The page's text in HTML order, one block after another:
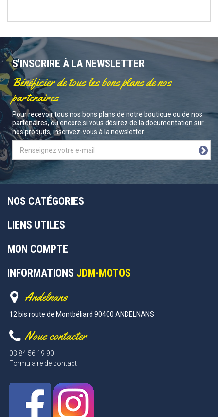
S'INSCRIRE À LA NEWSLETTER
Bénéficier de tous les bons plans de nos
partenaires
Pour recevoir tous nos bons plans de notre boutique ou de nos
partenaires, ou encore si vous désirez de la documentation sur
nos produits, inscrivez-vous à la newsletter.
NOS CATÉGORIES
LIENS UTILES
MON COMPTE
INFORMATIONS JDM-MOTOS
Andelnans
12 bis route de Montbéliard 90400 ANDELNANS
Nous contacter
03 84 56 19 90
Formulaire de contact